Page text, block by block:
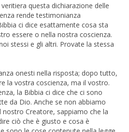
questa dichiarazione delle
rende testimonianza
ci dice esattamente cosa sta
essere o nella nostra coscienza.
stessi e gli altri. Provate la stessa
onesti nella risposta; dopo tutto,
la vostra coscienza, ma il vostro.
la Bibbia ci dice che ci sono
da Dio. Anche se non abbiamo
nostro Creatore, sappiamo che la
ciò che è giusto e cosa è